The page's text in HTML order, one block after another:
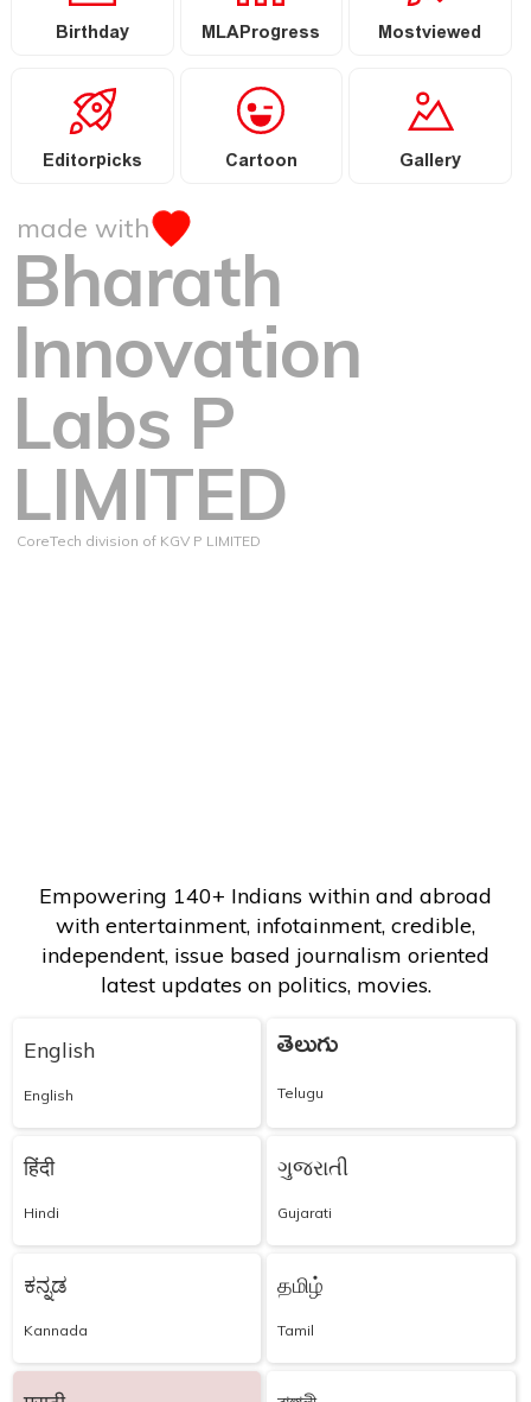
Birthday MLAProgress Mostviewed
Editorpicks Cartoon Gallery
made with
Bharath
Innovation
Labs P
LIMITED
CoreTech division of KGV P LIMITED
Empowering 140+ Indians within and abroad
with entertainment, infotainment, credible,
independent, issue based journalism oriented
latest updates on politics, movies.
English
English
తెలుగు
Telugu
हिंदी
Hindi
ગુજરાતી
Gujarati
ಕನ್ನಡ
Kannada
தமிழ்
Tamil